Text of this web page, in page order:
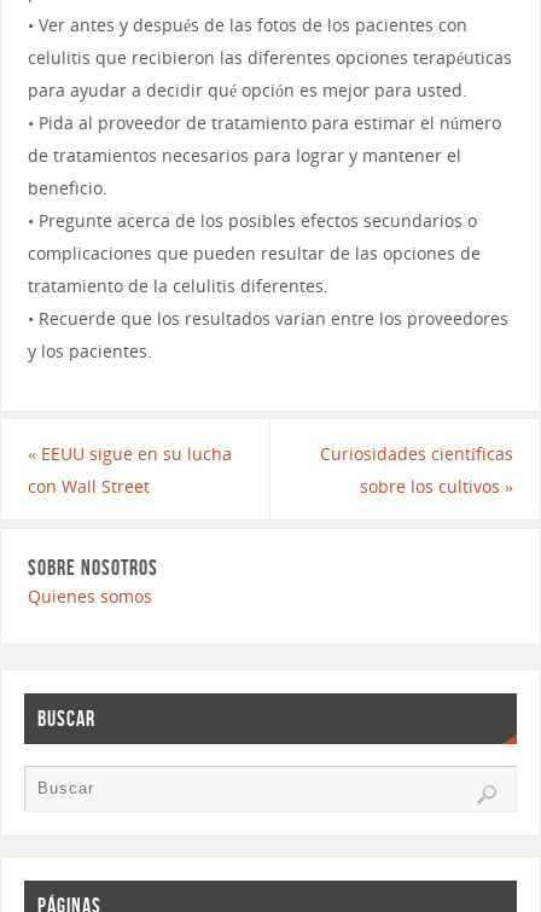
• Ver antes y después de las fotos de los pacientes con
celulitis que recibieron las diferentes opciones terapéuticas
para ayudar a decidir qué opción es mejor para usted.
• Pida al proveedor de tratamiento para estimar el número
de tratamientos necesarios para lograr y mantener el
beneficio.
• Pregunte acerca de los posibles efectos secundarios o
complicaciones que pueden resultar de las opciones de
tratamiento de la celulitis diferentes.
• Recuerde que los resultados varían entre los proveedores
y los pacientes.
«EEUU sigue en su lucha
con Wall Street
Curiosidades científicas
sobre los cultivos»
SOBRE NOSOTROS
Quienes somos
BUSCAR
PÁGINAS